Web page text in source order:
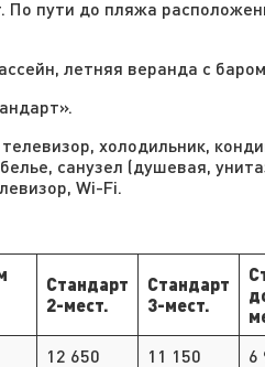
По пути до пляжа
летняя веранда с
холодильник,
санузел (душевая,
Wi-Fi.
Стандарт
2-мест.
Стандарт
3-мест.
12 650 11 150
6